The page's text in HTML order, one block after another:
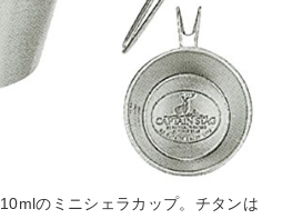
のミニシェラカップ。チタンは